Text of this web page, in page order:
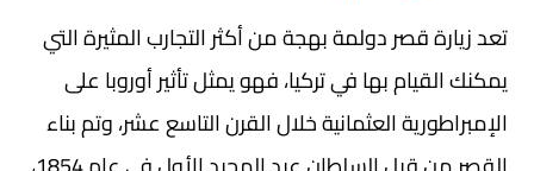
تعد زيارة قصر دولمة بهجة من أكثر التجارب المثيرة التي
يمكنك القيام بها في تركيا، فهو يمثل تأثير أوروبا على
الإمبراطورية العثمانية خلال القرن التاسع عشر، وتم بناء